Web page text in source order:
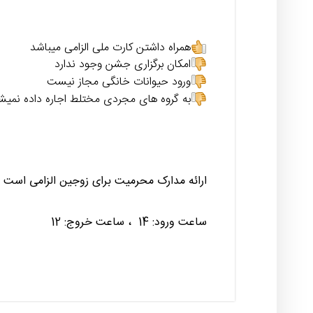
همراه داشتن کارت ملی الزامی میباشد
امکان برگزاری جشن وجود ندارد
ورود حیوانات خانگی مجاز نیست
به گروه های مجردی مختلط اجاره داده
ارائه مدارک محرمیت برای زوجین الزامی است
ساعت ورود: 14 ، ساعت خروج: 12